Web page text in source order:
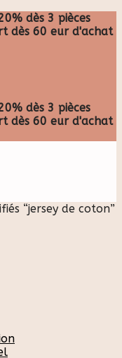
dès 3 pièces
dès 60 eur d'achat
dès 3 pièces
dès 60 eur d'achat
“jersey de coton”